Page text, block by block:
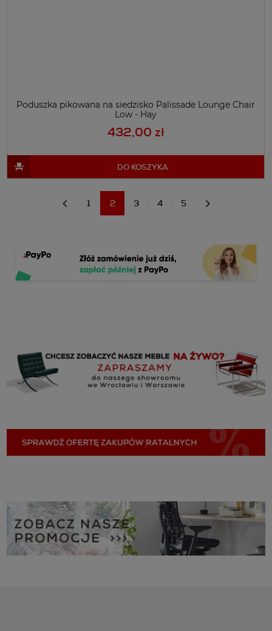
Poduszka pikowana na siedzisko Palissade Lounge Chair
Low - Hay
432,00 zł
DO KOSZYKA
1 2 3 4 5